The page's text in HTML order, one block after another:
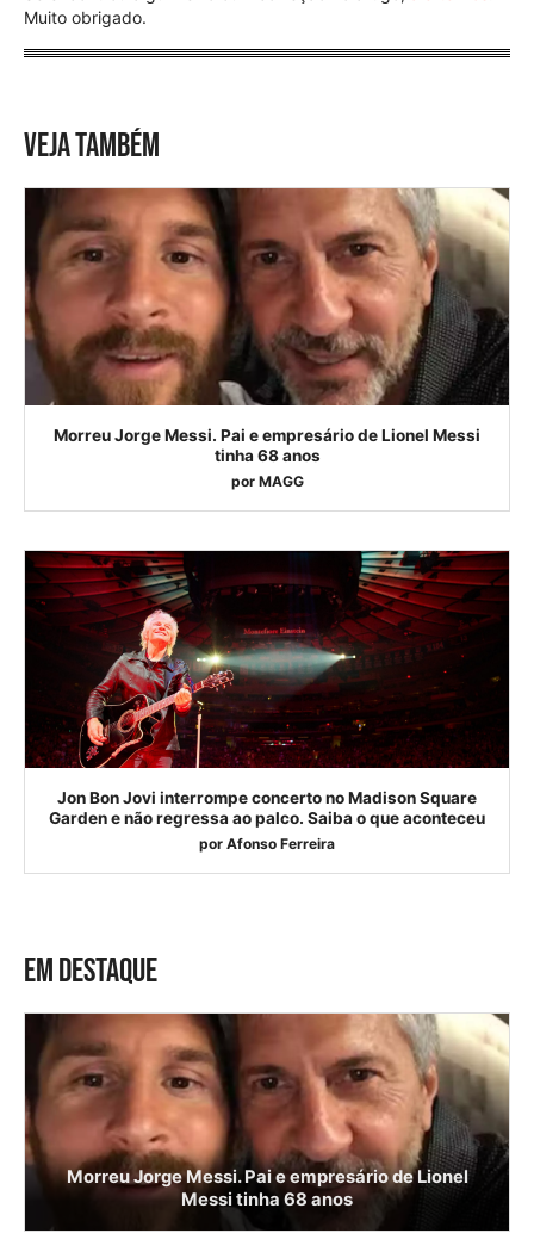
Muito obrigado.
VEJA TAMBÉM
Morreu Jorge Messi. Pai e empresário de Lionel Messi
tinha 68 anos
por MAGG
Jon Bon Jovi interrompe concerto no Madison Square
Garden e não regressa ao palco. Saiba o que aconteceu
por Afonso Ferreira
EM DESTAQUE
Morreu Jorge Messi. Pai e empresário de Lionel
Messi tinha 68 anos